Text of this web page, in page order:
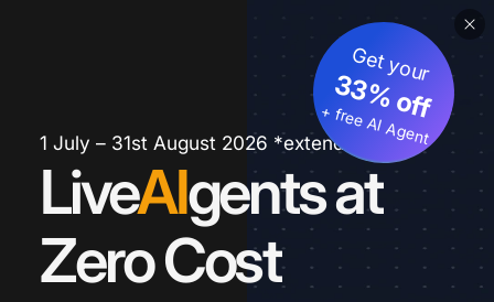
1 July – 31st August 2026 *extended
LiveAIgents at
Zero Cost
Get your
33% off
+ free AI Agent